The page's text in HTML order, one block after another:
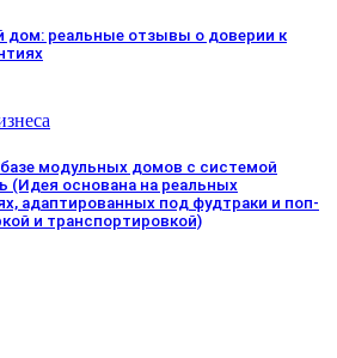
дом: реальные отзывы о доверии к
модульных домов с системой
(Идея основана на реальных
адаптированных под фудтраки и поп-
и транспортировкой)